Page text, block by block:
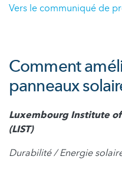
Vers le communiqué de
Comment
panneaux
Luxembourg Institute
(LIST)
Durabilité / Energie